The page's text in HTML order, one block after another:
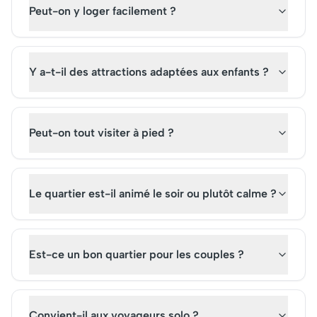
Peut-on y loger facilement ?
Y a-t-il des attractions adaptées aux enfants ?
Peut-on tout visiter à pied ?
Le quartier est-il animé le soir ou plutôt calme ?
Est-ce un bon quartier pour les couples ?